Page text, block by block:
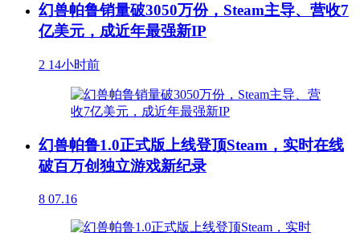
幻兽帕鲁销量破3050万份，Steam主导、营收7
亿美元，成近年最强新IP
2 14小时前
幻兽帕鲁1.0正式版上线登顶Steam，实时在线
破百万创独立游戏新纪录
8 07.16